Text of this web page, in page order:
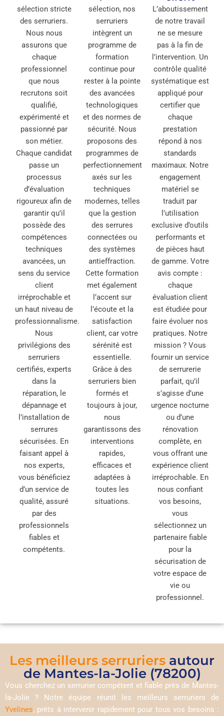
sélection stricte
des serruriers.
Nous nous
assurons que
chaque
professionnel
que nous
recrutons soit
qualifié,
expérimenté et
passionné par
son métier.
Chaque candidat
passe un
processus
d’évaluation
rigoureux afin de
garantir qu’il
possède des
compétences
techniques
avancées, un
sens du service
client
irréprochable et
un haut niveau de
professionnalisme.
Nous
privilégions des
serruriers
certifiés, experts
dans la
réparation, le
dépannage et
l’installation de
serrures
sécurisées. En
faisant appel à
nos experts,
vous bénéficiez
d’un service de
qualité, assuré
par des
professionnels
fiables et
compétents.
sélection, nos
serruriers
intègrent un
programme de
formation
continue pour
rester à la pointe
des avancées
technologiques
et des normes de
sécurité. Nous
proposons des
programmes de
perfectionnement
axés sur les
techniques
modernes, telles
que la gestion
des serrures
connectées ou
des systèmes
antieffraction.
Cette formation
met également
l’accent sur
l’écoute et la
satisfaction
client, car votre
sérénité est
essentielle.
Grâce à des
serruriers bien
formés et
toujours à jour,
nous
garantissons des
interventions
rapides,
efficaces et
adaptées à
toutes les
situations.
L’aboutissement
de notre travail
ne se mesure
pas à la fin de
l’intervention. Un
contrôle qualité
systématique est
appliqué pour
certifier que
chaque
prestation
répond à nos
standards
maximaux. Notre
engagement
matériel se
traduit par
l’utilisation
exclusive d’outils
performants et
de pièces haut
de gamme. Votre
avis compte :
chaque
évaluation client
est étudiée pour
faire évoluer nos
pratiques. Notre
mission ? Vous
fournir un service
de serrurerie
parfait, qu’il
s’agisse d’une
urgence nocturne
ou d’une
rénovation
complète, en
vous offrant une
expérience client
irréprochable. En
nous confiant
vos besoins,
vous
sélectionnez un
partenaire fiable
pour la
sécurisation de
votre espace de
vie ou
professionnel.
Les meilleurs serruriers autour
de Mantes-la-Jolie (78200)
Vous cherchez un serrurier compétent et fiable près de Mantes-
la-Jolie ? Notre équipe réunit les meilleurs serruriers de
Yvelines, prêts à intervenir rapidement pour tous vos besoins :